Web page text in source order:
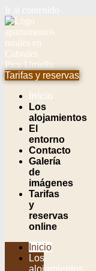
Tarifas y reservas
Inicio
Los
alojamientos
El
entorno
Contacto
Galería
de
imágenes
Tarifas
y
reservas
online
Inicio
Los
alojamientos